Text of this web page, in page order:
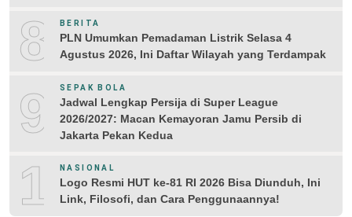
8 BERITA
PLN Umumkan Pemadaman Listrik Selasa 4
Agustus 2026, Ini Daftar Wilayah yang Terdampak
9 SEPAK BOLA
Jadwal Lengkap Persija di Super League
2026/2027: Macan Kemayoran Jamu Persib di
Jakarta Pekan Kedua
10NASIONAL
Logo Resmi HUT ke-81 RI 2026 Bisa Diunduh, Ini
Link, Filosofi, dan Cara Penggunaannya!